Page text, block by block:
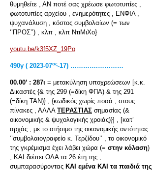
θυμηθείτε , ΑΝ ποτέ σας χρέωσε φωτοτυπίες ,
φωτοτυπίες αρχείου , ενημερότητες , ΕΝΦΙΑ ,
ψυχανάλυση , κόστος συμβολαίων (= των
‘’ΠΡΟΣ’’) , κλπ , κλπ ΝτιΜιΧο}
youtu.be/k3f5XZ_19Po
490γ ( 2023-07ος-17) ………….…………
00.00’ : 287ι = μετακύληση υποχρεώσεων [κ.κ.
Δικαστές {& της 299 (=δίκη ΦΠΑ) & της 291
(=δίκη ΤΑΝ)} , {κωδικός χωρίς ποσά , στους
πίνακες , ΑΛΛΑ ΤΕΡΑΣΤΙΑΣ σημασίας (&
οικονομικής & ψυχολογικής χροιάς)}] , [κατ’
αρχάς , με το στήσιμο της οικονομικής οντότητας
‘’συμβολαιογραφείο κ. Τερζίδου’’ , το οικονομικό
της γκρέμισμα έχει λάβει χώρα (= στην κόλαση)
, ΚΑΙ διέπει ΟΛΑ τα 26 έτη της ,
συμπαρασύροντας ΚΑΙ εμένα ΚΑΙ τα παιδιά της